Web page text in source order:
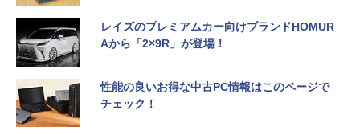
レイズのプレミアムカー向けブランドHOMUR
Aから「2×9R」が登場！
性能の良いお得な中古PC情報はこのページで
チェック！